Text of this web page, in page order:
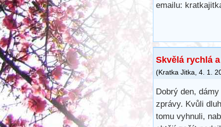
emailu:
Skvělá rychlá
(Kratka Jitka, 4. 1.
Dobrý den,
zprávy. Kvůli
tomu vyhnuli,